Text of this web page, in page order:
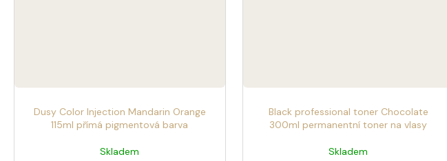
Dusy Color Injection Mandarin Orange
115ml přímá pigmentová barva
Skladem
Black professional toner Chocolate
300ml permanentní toner na vlasy
Skladem